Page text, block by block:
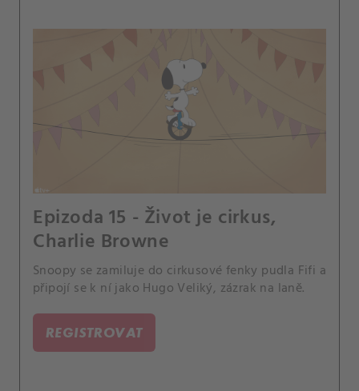
Epizoda 15 - Život je cirkus,
Charlie Browne
Snoopy se zamiluje do cirkusové fenky pudla Fifi a
připojí se k ní jako Hugo Veliký, zázrak na laně.
REGISTROVAT